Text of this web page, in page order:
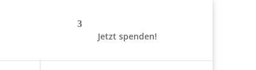
Jetzt spenden!